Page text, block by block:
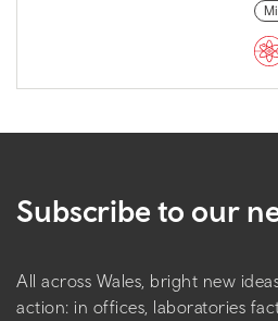
Subscribe to our
All across Wales, bright new
action: in offices, laboratories